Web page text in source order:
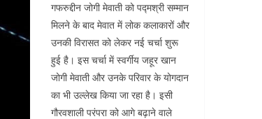
गफरुद्दीन जोगी मेवाती को पद्मश्री सम्मान
मिलने के बाद मेवात में लोक कलाकारों और
उनकी विरासत को लेकर नई चर्चा शुरू
हुई है। इस चर्चा में स्वर्गीय जहूर खान
जोगी मेवाती और उनके परिवार के योगदान
का भी उल्लेख किया जा रहा है। इसी
गौरवशाली परंपरा को आगे बढ़ाने वाले